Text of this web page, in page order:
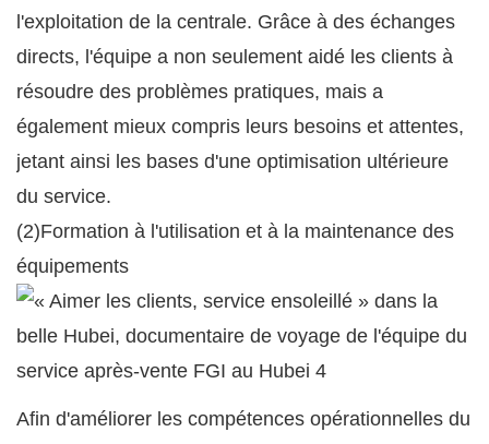
l'exploitation de la centrale. Grâce à des échanges
directs, l'équipe a non seulement aidé les clients à
résoudre des problèmes pratiques, mais a
également mieux compris leurs besoins et attentes,
jetant ainsi les bases d'une optimisation ultérieure
du service.
(2)Formation à l'utilisation et à la maintenance des
équipements
Afin d'améliorer les compétences opérationnelles du